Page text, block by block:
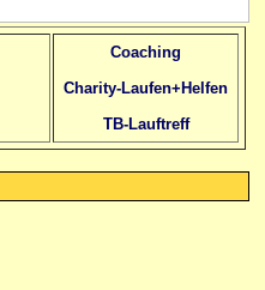
Coaching
Charity-Laufen+Helfen
TB-Lauftreff